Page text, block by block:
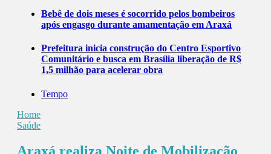
Bebê de dois meses é socorrido pelos bombeiros
após engasgo durante amamentação em Araxá
Prefeitura inicia construção do Centro Esportivo
Comunitário e busca em Brasília liberação de R$
1,5 milhão para acelerar obra
Tempo
Home
Saúde
Araxá realiza Noite de Mobilização